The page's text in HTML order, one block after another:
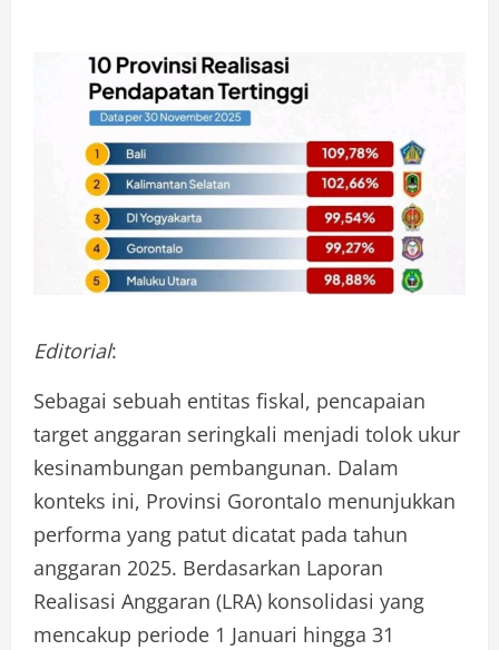
Editorial:
Sebagai sebuah entitas fiskal, pencapaian
target anggaran seringkali menjadi tolok ukur
kesinambungan pembangunan. Dalam
konteks ini, Provinsi Gorontalo menunjukkan
performa yang patut dicatat pada tahun
anggaran 2025. Berdasarkan Laporan
Realisasi Anggaran (LRA) konsolidasi yang
mencakup periode 1 Januari hingga 31